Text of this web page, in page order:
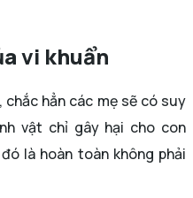
vi khuẩn
hẳn các mẹ sẽ có suy
vật chỉ gây hại cho con
là hoàn toàn không phải